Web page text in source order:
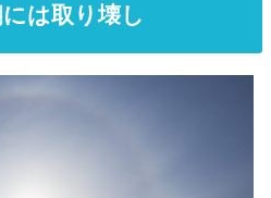
は取り壊し